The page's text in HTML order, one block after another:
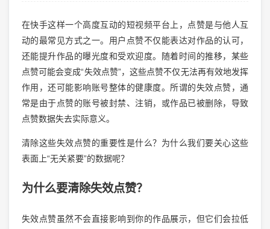
在快手这样一个高度互动的短视频平台上，点赞是与他人互
动的最常见方式之一。用户点赞不仅能表达对作品的认可，
还能提升作品的曝光度和受欢迎度。随着时间的推移，某些
点赞可能会变成“失效点赞”，这些点赞不仅无法再有效地发挥
作用，还可能影响账号整体的健康度。所谓的失效点赞，通
常是由于点赞的账号被封禁、注销，或作品已被删除，导致
点赞数据失去实际意义。
清除这些失效点赞的重要性是什么？为什么我们要关心这些
表面上“无关紧要”的数据呢？
为什么要清除失效点赞？
失效点赞虽然不会直接影响到你的作品展示，但它们会拉低